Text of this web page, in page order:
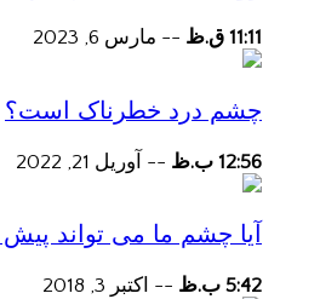
11:11 ق.ظ -- مارس 6, 2023
چشم درد خطرناک است؟
12:56 ب.ظ -- آوریل 21, 2022
آیا چشم ما می تواند
5:42 ب.ظ -- اکتبر 3, 2018